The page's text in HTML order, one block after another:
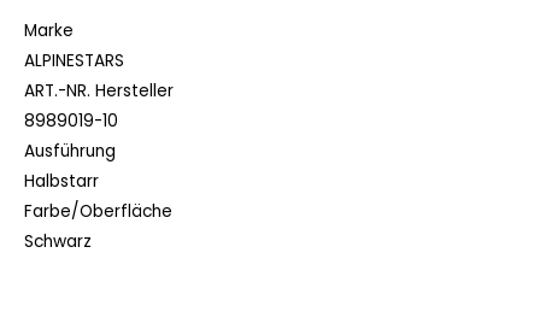
Marke
ALPINESTARS
ART.-NR. Hersteller
8989019-10
Ausführung
Halbstarr
Farbe/Oberfläche
Schwarz